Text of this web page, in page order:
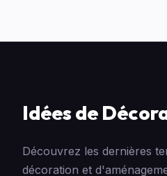
Idées de
Découvrez les dernières
décoration et